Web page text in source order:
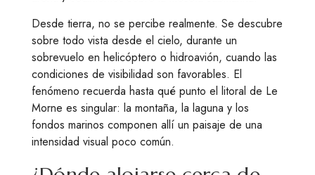
Desde tierra, no se percibe realmente. Se descubre
sobre todo vista desde el cielo, durante un
sobrevuelo en helicóptero o hidroavión, cuando las
condiciones de visibilidad son favorables. El
fenómeno recuerda hasta qué punto el litoral de Le
Morne es singular: la montaña, la laguna y los
fondos marinos componen allí un paisaje de una
intensidad visual poco común.